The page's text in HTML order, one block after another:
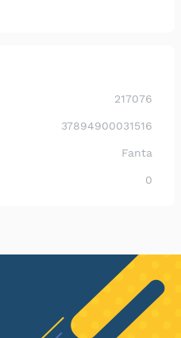
217076
37894900031516
Fanta
0